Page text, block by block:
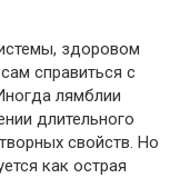
здоровом
справиться с
лямблии
длительного
свойств. Но
как острая